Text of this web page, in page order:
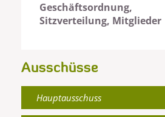
Geschäftsordnung,
Sitzverteilung, Mitglieder
Ausschüsse
Hauptausschuss